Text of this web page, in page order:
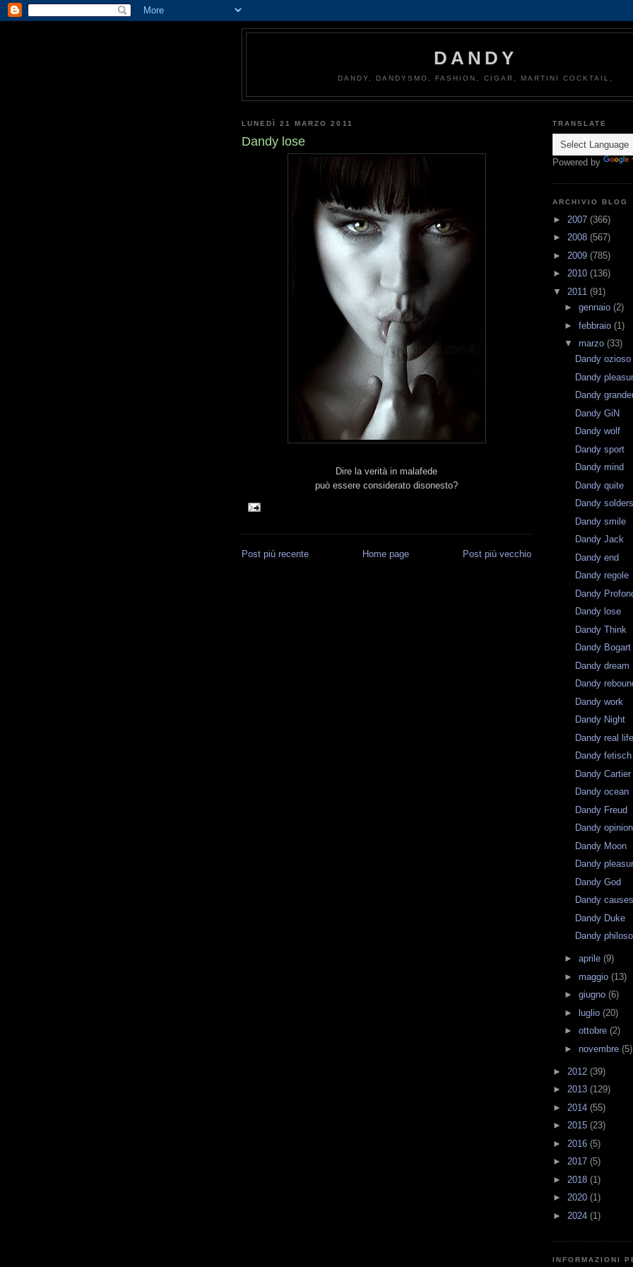
DANDY
DANDY, DANDYSMO, FASHION, CIGAR, MARTINI COCKTAIL,
LUNEDÌ 21 MARZO 2011
Dandy lose
Dire la verità in malafede
può essere considerato disonesto?
Post più recente Post più vecchio
Home page
TRANSLATE
Powered by
ARCHIVIO BLOG
► 2007 (366)
► 2008 (567)
► 2009 (785)
► 2010 (136)
▼ 2011 (91)
► gennaio (2)
► febbraio (1)
▼ marzo (33)
Dandy ozioso
Dandy
Dandy
Dandy GiN
Dandy wolf
Dandy sport
Dandy mind
Dandy quite
Dandy solders
Dandy smile
Dandy Jack
Dandy end
Dandy regole
Dandy
Dandy lose
Dandy Think
Dandy Bogart
Dandy dream
Dandy
Dandy work
Dandy Night
Dandy real life
Dandy fetisch
Dandy Cartier
Dandy ocean
Dandy Freud
Dandy opinion
Dandy Moon
Dandy
Dandy God
Dandy causes
Dandy Duke
Dandy
► aprile (9)
► maggio (13)
► giugno (6)
►
luglio (20)
► ottobre (2)
► novembre (5)
► 2012 (39)
► 2013 (129)
► 2014 (55)
► 2015 (23)
► 2016 (5)
► 2017 (5)
► 2018 (1)
► 2020 (1)
► 2024 (1)
INFORMAZIONI